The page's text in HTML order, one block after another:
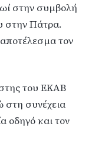
στην συμβολή
στην Πάτρα.
τον
του ΕΚΑΒ
στη συνέχεια
οδηγό και τον